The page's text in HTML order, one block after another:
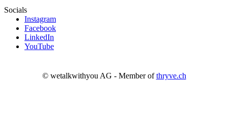
Socials
Instagram
Facebook
LinkedIn
YouTube
© wetalkwithyou AG - Member ofthryve.ch